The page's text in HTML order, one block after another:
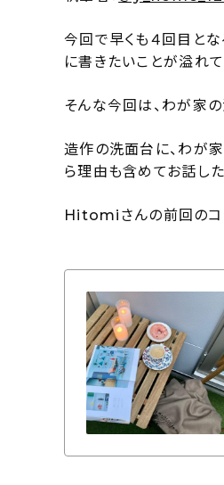
今回で早くも４回目と
に書きたいことが溢れ
そんな今回は、わが家の
造作の洗面台に、わが
ら理由も含めてお話した
Hitomiさんの前回のコ